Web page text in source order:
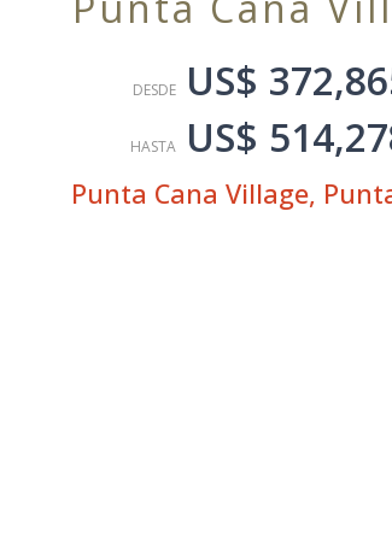
DESDE US$
HASTA US$
Punta Cana Village,